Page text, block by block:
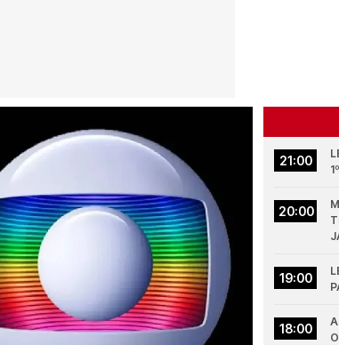
21:00
20:00
19:00
18:00